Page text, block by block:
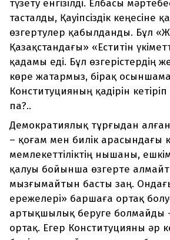
түзету енгізілді. Елбасы
тасталды, Қауіпсіздік кеңесіне
өзгертулер қабылданды. Бұл
Қазақстандағы» «Еститін
қадамы еді. Бұл өзгерістердің
көре жатармыз, бірақ
Конституцияның қадірін
па?..
Демократиялық тұрғыдан
– қоғам мен билік арасындағы
мемлекеттіліктің нышаны,
қалуы бойынша өзгерте
мызғымайтын басты заң.
ережелері» баршаға ортақ
артықшылық беруге болмайды
ортақ. Егер Конституцияны әр